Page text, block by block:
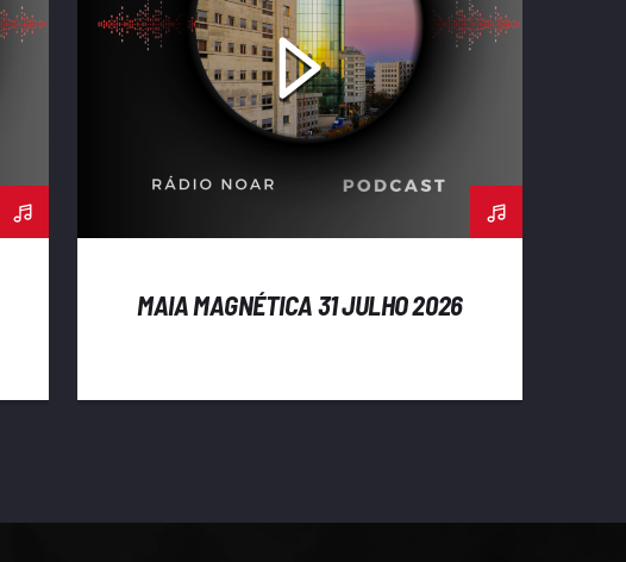
MAIA MAGNÉTICA 31 JULHO 2026